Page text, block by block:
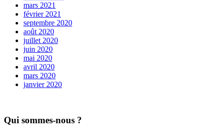
mars 2021
février 2021
septembre 2020
août 2020
juillet 2020
juin 2020
mai 2020
avril 2020
mars 2020
janvier 2020
Qui sommes-nous ?